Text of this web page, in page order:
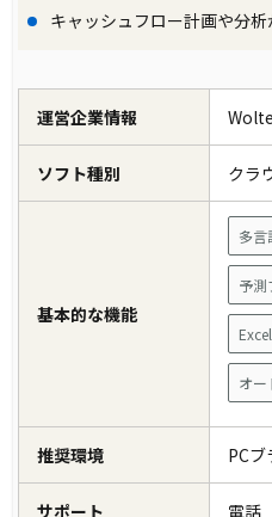
キャッシュフロー計画や分
運営企業情報
ソフト種別 クラ
基本的な機能
多言
予測
オー
推奨環境 PC
サポート 電